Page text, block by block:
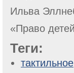
Ильва
«Право
Теги:
тактильное